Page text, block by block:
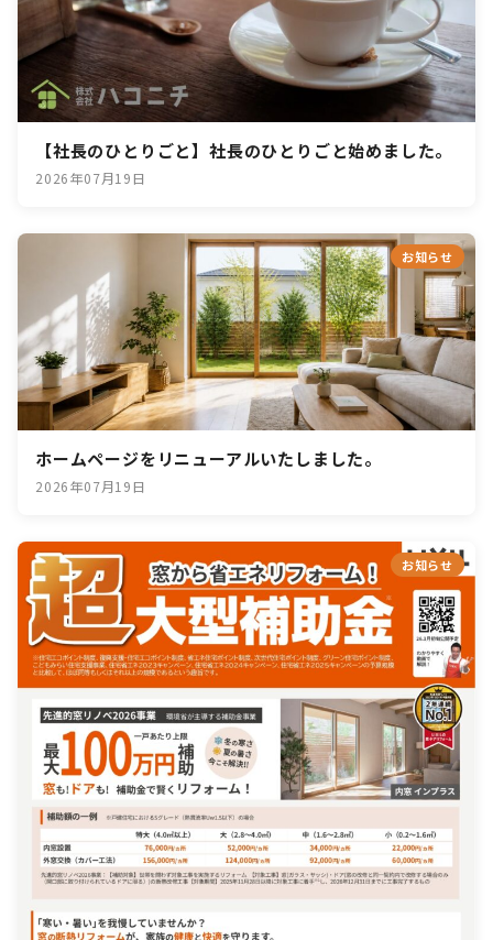
【社長のひとりごと】社長のひとりごと始めました。
2026年07月19日
お知らせ
ホームページをリニューアルいたしました。
2026年07月19日
お知らせ